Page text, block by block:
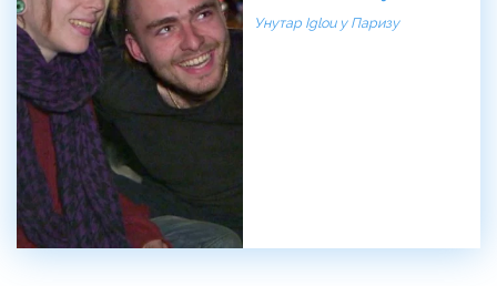
Унутар Iglou у Паризу